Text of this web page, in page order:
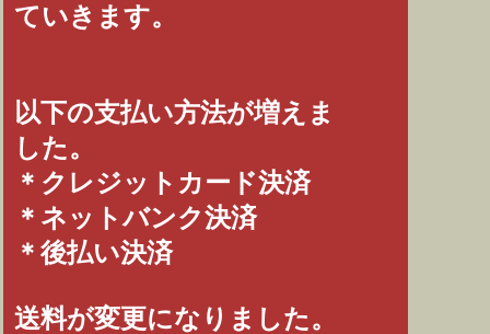
ていきます。
以下の支払い方法が増えま
した。
＊クレジットカード決済
＊ネットバンク決済
＊後払い決済
送料が変更になりました。